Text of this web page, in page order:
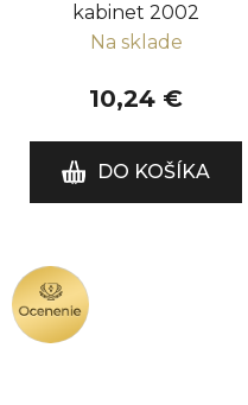
kabinet 2002
Na sklade
10,24 €
DO KOŠÍKA
OCENENIE